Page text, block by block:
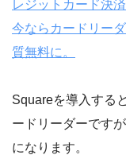
レジットカード決済
今ならカードリー
質無料に。
Squareを導入する
ードリーダーです
になります。